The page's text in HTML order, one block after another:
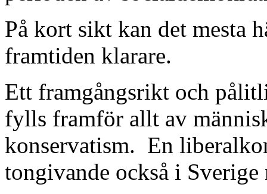
På kort sikt kan det mesta
framtiden klarare.
Ett framgångsrikt och
fylls framför allt av
konservatism. En
tongivande också i